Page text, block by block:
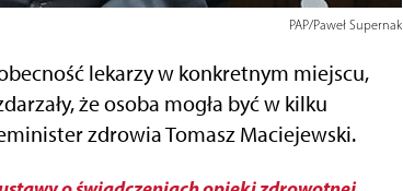
PAP/Paweł Supernak
lekarzy w konkretnym miejscu,
że osoba mogła być w kilku
zdrowia Tomasz Maciejewski.